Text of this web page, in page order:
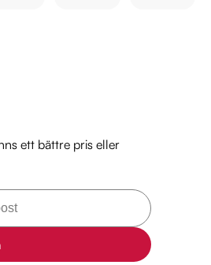
mil
ett bättre pris eller